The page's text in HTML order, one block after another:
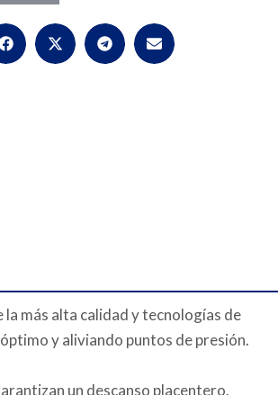
la más alta calidad y tecnologías de
y aliviando puntos de presión.
un descanso placentero.